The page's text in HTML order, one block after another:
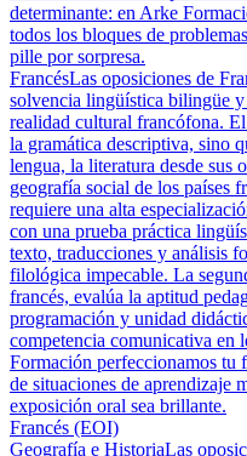
determinante: en Arke
todos los bloques de
pille por sorpresa.
FrancésLas oposiciones de
solvencia lingüística bilingüe
realidad cultural francófona.
la gramática descriptiva, sino
lengua, la literatura desde sus
geografía social de los países
requiere una alta
con una prueba práctica
texto, traducciones y análisis
filológica impecable. La
francés, evalúa la aptitud
programación y unidad
competencia comunicativa en
Formación perfeccionamos tu
de situaciones de aprendizaje
exposición oral sea brillante.
Francés (EOI)
Geografía e HistoriaLas